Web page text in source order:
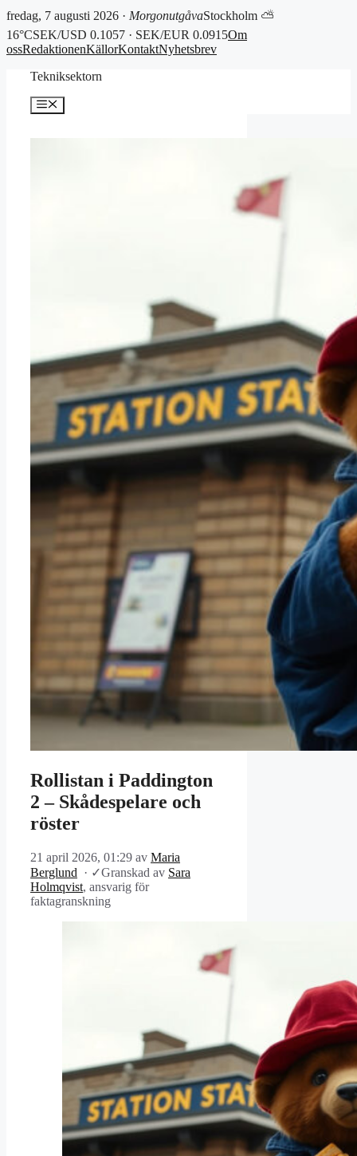
fredag, 7 augusti 2026 · MorgonutgåvaStockholm ⛅
16°CSEK/USD 0.1057 · SEK/EUR 0.0915Om
ossRedaktionenKällorKontaktNyhetsbrev
Tekniksektorn
Meny
Rollistan i Paddington
2 – Skådespelare och
röster
21 april 2026, 01:29 av Maria
Berglund
· ✓Granskad av Sara
Holmqvist, ansvarig för
faktagranskning